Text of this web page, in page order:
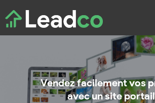
Vendez facilement vos
avec un site